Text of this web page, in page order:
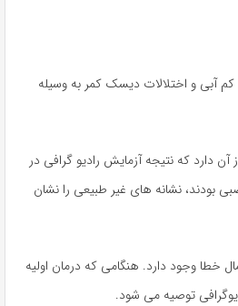
آبی و اختلالات دیسک کمر به وسیله
دارد که نتیجه آزمایش رادیو گرافی در
بودند، نشانه های غیر طبیعی را نشان
خطا وجود دارد. هنگامی که درمان اولیه
توصیه می شود.